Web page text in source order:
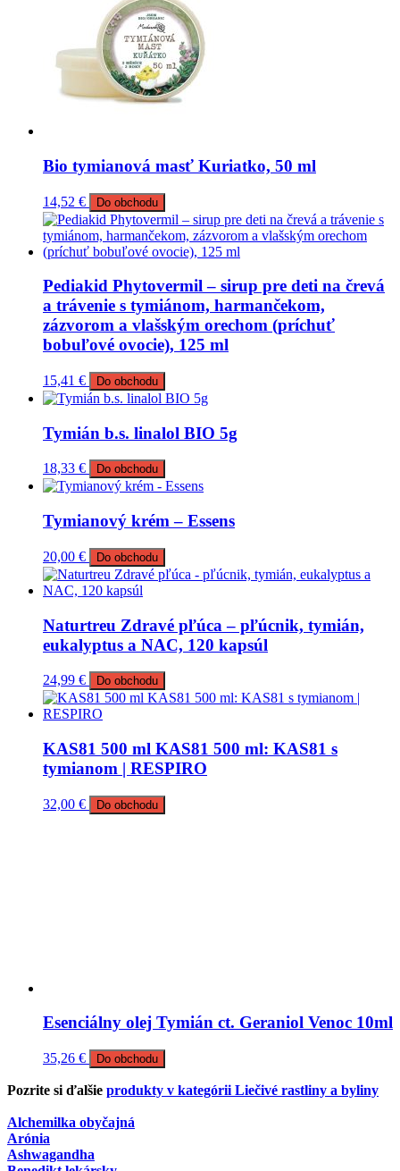
Bio tymianová masť Kuriatko, 50 ml
14,52 € Do obchodu
Pediakid Phytovermil – sirup pre deti na črevá
a trávenie s tymiánom, harmančekom,
zázvorom a vlašským orechom (príchuť
bobuľové ovocie), 125 ml
15,41 € Do obchodu
Tymián b.s. linalol BIO 5g
18,33 € Do obchodu
Tymianový krém – Essens
20,00 € Do obchodu
Naturtreu Zdravé pľúca – pľúcnik, tymián,
eukalyptus a NAC, 120 kapsúl
24,99 € Do obchodu
KAS81 500 ml KAS81 500 ml: KAS81 s
tymianom | RESPIRO
32,00 € Do obchodu
Esenciálny olej Tymián ct. Geraniol Venoc 10ml
35,26 € Do obchodu
Pozrite si ďalšie produkty v kategórii Liečivé rastliny a byliny
Alchemilka obyčajná
Arónia
Ashwagandha